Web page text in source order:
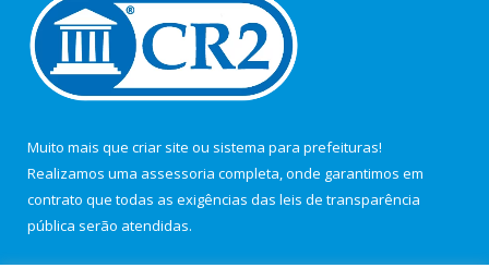
Muito mais que criar site ou sistema para prefeituras!
Realizamos uma assessoria completa, onde garantimos em
contrato que todas as exigências das leis de transparência
pública serão atendidas.